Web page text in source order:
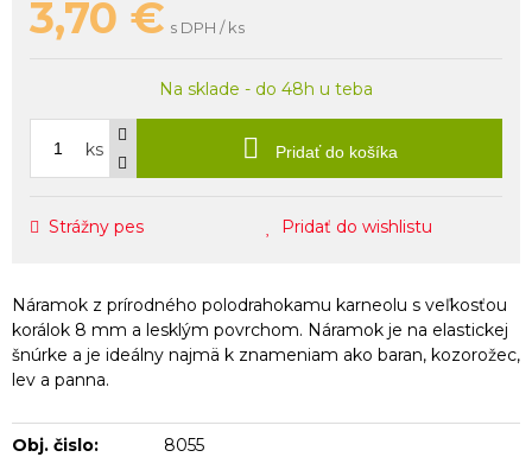
3,70 € s DPH / ks
Na sklade - do 48h u teba
ks Pridať do košíka
Strážny pes Pridať do wishlistu
Náramok z prírodného polodrahokamu karneolu s veľkosťou
korálok 8 mm a lesklým povrchom. Náramok je na elastickej
šnúrke a je ideálny najmä k znameniam ako baran, kozorožec,
lev a panna.
Obj. čislo: 8055